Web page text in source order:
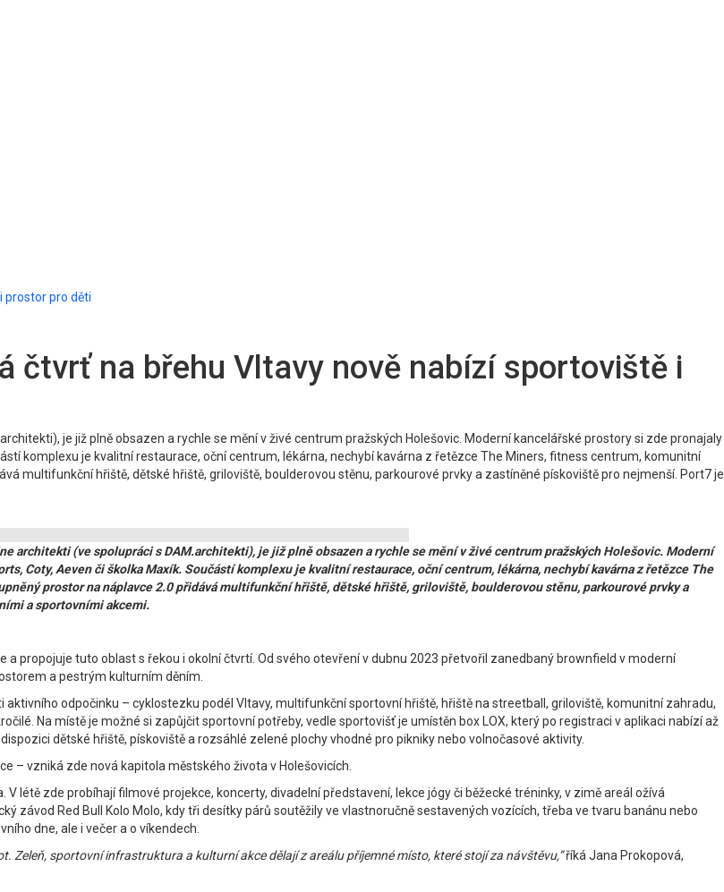
prostor pro děti
čtvrť na břehu Vltavy nově nabízí sportoviště i
je již plně obsazen a rychle se mění v živé centrum pražských Holešovic. Moderní kancelářské prostory si zde pronajaly
komplexu je kvalitní restaurace, oční centrum, lékárna, nechybí kavárna z řetězce The Miners, fitness centrum, komunitní
multifunkční hřiště, dětské hřiště, griloviště, boulderovou stěnu, parkourové prvky a zastíněné pískoviště pro nejmenší. Port7 je
architekti (ve spolupráci s DAM.architekti), je již plně obsazen a rychle se mění v živé centrum pražských Holešovic. Moderní
Coty, Aeven či školka Maxík. Součástí komplexu je kvalitní restaurace, oční centrum, lékárna, nechybí kavárna z řetězce The
prostor na náplavce 2.0 přidává multifunkční hřiště, dětské hřiště, griloviště, boulderovou stěnu, parkourové prvky a
a sportovními akcemi.
propojuje tuto oblast s řekou i okolní čtvrtí. Od svého otevření v dubnu 2023 přetvořil zanedbaný brownfield v moderní
a pestrým kulturním děním.
odpočinku – cyklostezku podél Vltavy, multifunkční sportovní hřiště, hřiště na streetball, griloviště, komunitní zahradu,
Na místě je možné si zapůjčit sportovní potřeby, vedle sportovišť je umístěn box LOX, který po registraci v aplikaci nabízí až
dětské hřiště, pískoviště a rozsáhlé zelené plochy vhodné pro pikniky nebo volnočasové aktivity.
– vzniká zde nová kapitola městského života v Holešovicích.
létě zde probíhají filmové projekce, koncerty, divadelní představení, lekce jógy či běžecké tréninky, v zimě areál ožívá
závod Red Bull Kolo Molo, kdy tři desítky párů soutěžily ve vlastnoručně sestavených vozících, třeba ve tvaru banánu nebo
dne, ale i večer a o víkendech.
sportovní infrastruktura a kulturní akce dělají z areálu příjemné místo, které stojí za návštěvu,”říká Jana Prokopová,